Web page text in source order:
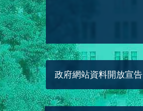
政府網站資料開放宣告